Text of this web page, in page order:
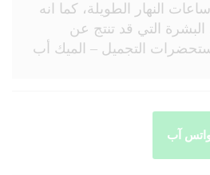
النهار الطويلة، كما انه
التي قد تنتج عن
التجميل – الميك أب
آب